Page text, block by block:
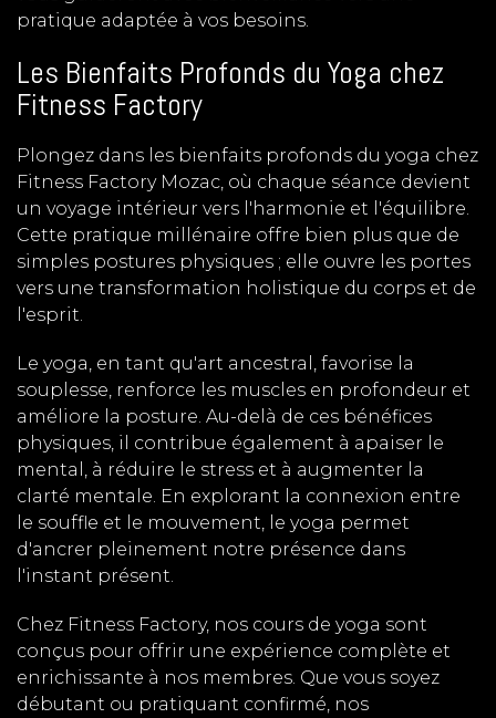
pratique adaptée à vos besoins.
Les Bienfaits Profonds du Yoga chez
Fitness Factory
Plongez dans les bienfaits profonds du yoga chez
Fitness Factory Mozac, où chaque séance devient
un voyage intérieur vers l'harmonie et l'équilibre.
Cette pratique millénaire offre bien plus que de
simples postures physiques ; elle ouvre les portes
vers une transformation holistique du corps et de
l'esprit.
Le yoga, en tant qu'art ancestral, favorise la
souplesse, renforce les muscles en profondeur et
améliore la posture. Au-delà de ces bénéfices
physiques, il contribue également à apaiser le
mental, à réduire le stress et à augmenter la
clarté mentale. En explorant la connexion entre
le souffle et le mouvement, le yoga permet
d'ancrer pleinement notre présence dans
l'instant présent.
Chez Fitness Factory, nos cours de yoga sont
conçus pour offrir une expérience complète et
enrichissante à nos membres. Que vous soyez
débutant ou pratiquant confirmé, nos